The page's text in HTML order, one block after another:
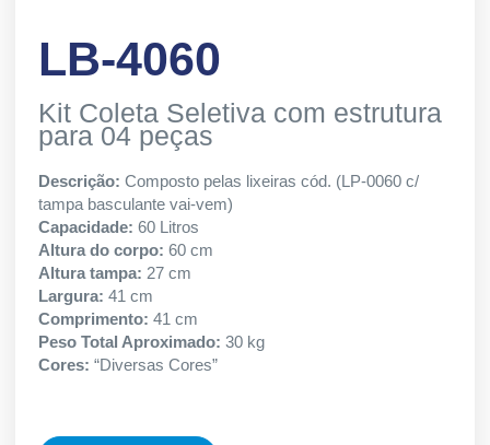
LB-4060
Kit Coleta Seletiva com estrutura
para 04 peças
Descrição: Composto pelas lixeiras cód. (LP-0060 c/
tampa basculante vai-vem)
Capacidade: 60 Litros
Altura do corpo: 60 cm
Altura tampa: 27 cm
Largura: 41 cm
Comprimento: 41 cm
Peso Total Aproximado: 30 kg
Cores: “Diversas Cores”